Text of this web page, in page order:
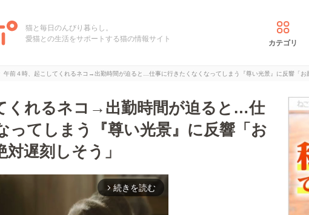
猫と毎日のんびり暮らし。
愛猫との生活をサポートする猫の情報サイト
カテゴリ
午前４時、起こしてくれるネコ→出勤時間が迫ると…仕事に行きたくなくなってしまう『尊い光景』に反響「お
くれるネコ→出勤時間が迫ると…仕
ってしまう『尊い光景』に反響「お
遅刻しそう」
arrow_forward_ios 続きを読む